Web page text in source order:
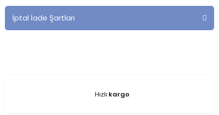
İptal İade Şartları
Hızlı kargo